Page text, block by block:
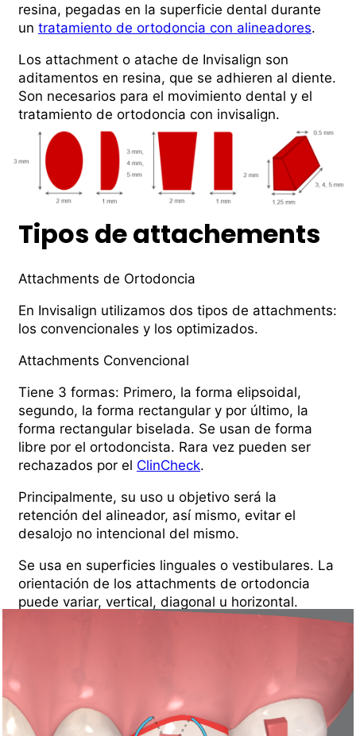
resina, pegadas en la superficie dental durante
un tratamiento de ortodoncia con alineadores.
Los attachment o atache de Invisalign son
aditamentos en resina, que se adhieren al diente.
Son necesarios para el movimiento dental y el
tratamiento de ortodoncia con invisalign.
Tipos de attachements
Attachments de Ortodoncia
En Invisalign utilizamos dos tipos de attachments:
los convencionales y los optimizados.
Attachments Convencional
Tiene 3 formas: Primero, la forma elipsoidal,
segundo, la forma rectangular y por último, la
forma rectangular biselada. Se usan de forma
libre por el ortodoncista. Rara vez pueden ser
rechazados por el ClinCheck.
Principalmente, su uso u objetivo será la
retención del alineador, así­ mismo, evitar el
desalojo no intencional del mismo.
Se usa en superficies linguales o vestibulares. La
orientación de los attachments de ortodoncia
puede variar, vertical, diagonal u horizontal.